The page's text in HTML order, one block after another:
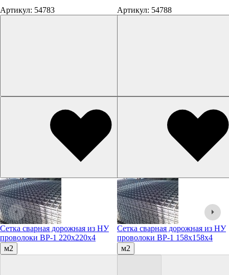
Артикул: 54783
Cетка сварная дорожная из НУ
проволоки ВР-1 220х220х4
м2
Артикул: 54788
Cетка сварная дорожная из НУ
проволоки ВР-1 158х158х4
м2